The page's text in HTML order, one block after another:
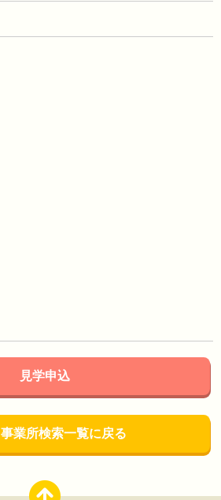
見学申込
業所検索一覧に戻る